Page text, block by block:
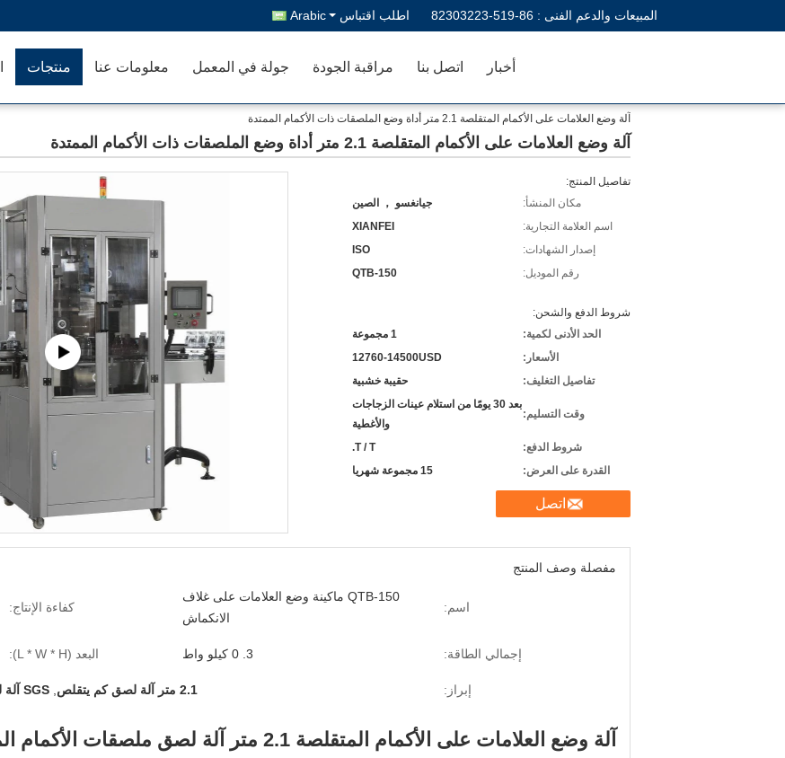
المبيعات والدعم الفنى : 86-519-82303223 اطلب اقتباس Arabic
منتجات معلومات عنا جولة في المعمل مراقبة الجودة اتصل بنا أخبار
آلة وضع العلامات على الأكمام المتقلصة 2.1 متر أداة وضع الملصقات ذات الأكمام الممتدة
آلة وضع العلامات على الأكمام المتقلصة 2.1 متر أداة وضع الملصقات ذات الأكمام الممتدة
تفاصيل المنتج:
مكان المنشأ:
جيانغسو ， الصين
اسم العلامة التجارية:
XIANFEI
إصدار الشهادات:
ISO
رقم الموديل:
QTB-150
شروط الدفع والشحن:
الحد الأدنى لكمية:
1 مجموعة
الأسعار:
12760-14500USD
تفاصيل التغليف:
حقيبة خشبية
وقت التسليم:
بعد 30 يومًا من استلام عينات الزجاجات
والأغطية
شروط الدفع:
T / T.
القدرة على العرض:
15 مجموعة شهريا
اتصل
مفصلة وصف المنتج
اسم:
QTB-150 ماكينة وضع العلامات على غلاف
الانكماش
كفاءة الإنتاج:
إجمالي الطاقة: 3. 0 كيلو واط البعد (L * W * H):
إبراز: 2.1 متر آلة لصق كم يتقلص SGS آلة لصق كم يتقلص
آلة وضع العلامات على الأكمام المتقلصة 2.1 متر آلة لصق ملصقات الأكمام الممتدة